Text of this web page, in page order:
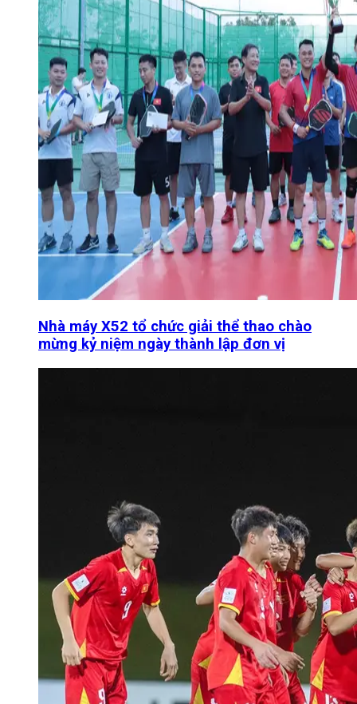
Nhà máy X52 tổ chức giải thể thao chào
mừng kỷ niệm ngày thành lập đơn vị